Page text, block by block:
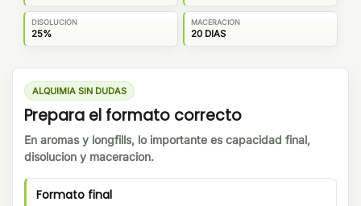
DISOLUCION
25%
MACERACION
20 DIAS
ALQUIMIA SIN DUDAS
Prepara el formato correcto
En aromas y longfills, lo importante es capacidad final,
disolucion y maceracion.
Formato final